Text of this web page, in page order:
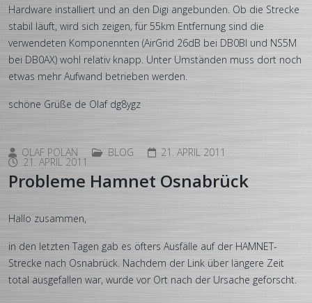
Hardware installiert und an den Digi angebunden. Ob die Strecke
stabil läuft, wird sich zeigen, für 55km Entfernung sind die
verwendeten Komponennten (AirGrid 26dB bei DB0BI und NS5M
bei DB0AX) wohl relativ knapp. Unter Umständen muss dort noch
etwas mehr Aufwand betrieben werden.
schöne Grüße de Olaf dg8ygz
OLAF POLAN BLOG 21. APRIL 2011
21. APRIL 2011
Probleme Hamnet Osnabrück
Hallo zusammen,
in den letzten Tagen gab es öfters Ausfälle auf der HAMNET-
Strecke nach Osnabrück. Nachdem der Link über längere Zeit
total ausgefallen war, wurde vor Ort nach der Ursache geforscht.